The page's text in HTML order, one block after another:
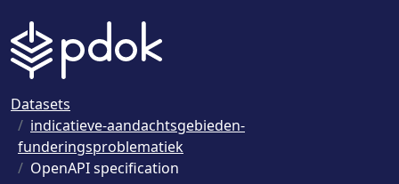
Datasets
indicatieve-aandachtsgebieden-
funderingsproblematiek
OpenAPI specification